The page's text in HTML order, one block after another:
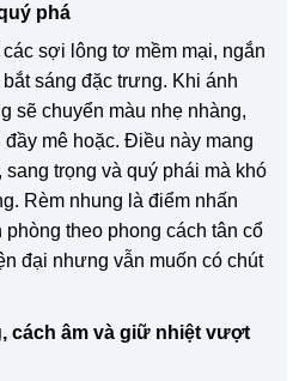
phá
sợi lông tơ mềm mại, ngắn
sáng đặc trưng. Khi ánh
sẽ chuyển màu nhẹ nhàng,
mê hoặc. Điều này mang
trọng và quý phái mà khó
Rèm nhung là điểm nhấn
theo phong cách tân cổ
đại nhưng vẫn muốn có chút
cách âm và giữ nhiệt vượt